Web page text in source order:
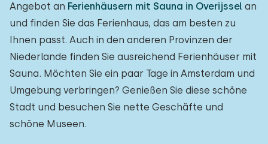
Angebot an Ferienhäusern mit Sauna in Overijssel an
und finden Sie das Ferienhaus, das am besten zu
Ihnen passt. Auch in den anderen Provinzen der
Niederlande finden Sie ausreichend Ferienhäuser mit
Sauna. Möchten Sie ein paar Tage in Amsterdam und
Umgebung verbringen? Genießen Sie diese schöne
Stadt und besuchen Sie nette Geschäfte und
schöne Museen.